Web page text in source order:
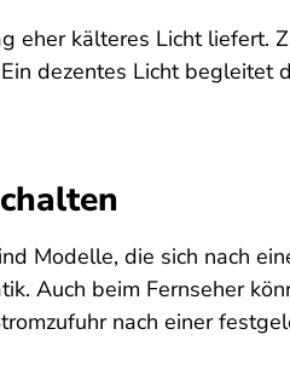
eher kälteres Licht liefert.
dezentes Licht begleitet
Modelle, die sich nach
Auch beim Fernseher
nach einer